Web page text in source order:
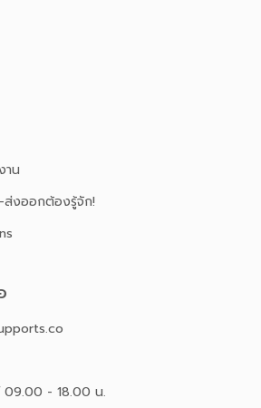
าน
ส่งออกต้องรู้จัก!
09.00 - 18.00 น.